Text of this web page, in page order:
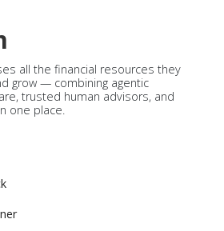
all the financial resources they
grow — combining agentic
trusted human advisors, and
one place.